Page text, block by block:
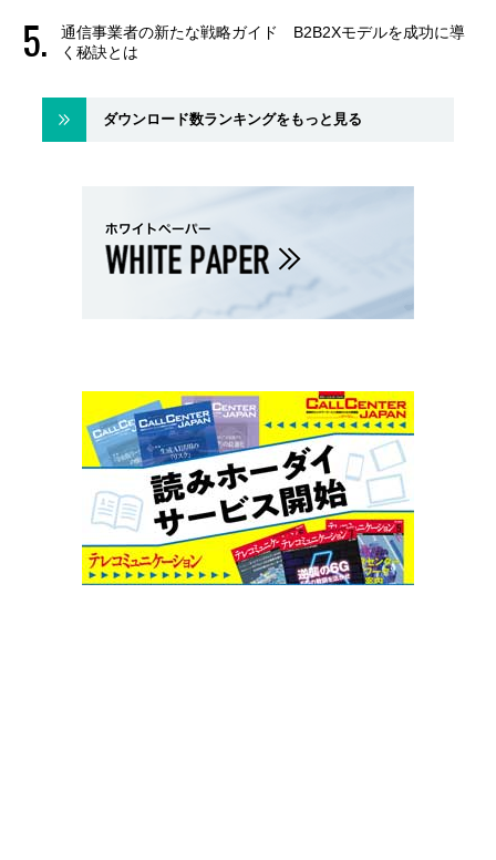
通信事業者の新たな戦略ガイド B2B2Xモデルを成功に導
く秘訣とは
ダウンロード数ランキングをもっと見る